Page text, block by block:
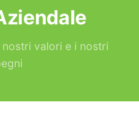
valori e i nostri